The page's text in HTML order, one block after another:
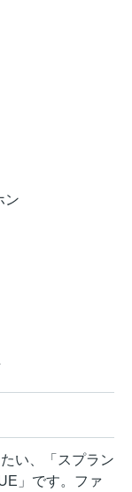
ン
い、「スプラン
」です。ファ